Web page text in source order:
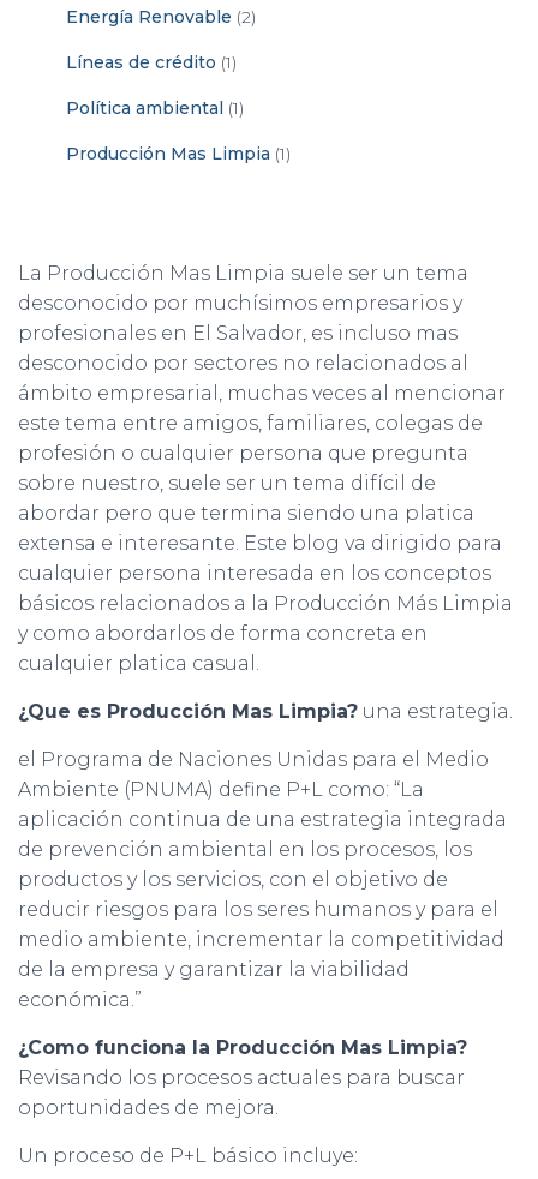
Energía Renovable (2)
Líneas de crédito (1)
Política ambiental (1)
Producción Mas Limpia (1)
La Producción Mas Limpia suele ser un tema
desconocido por muchísimos empresarios y
profesionales en El Salvador, es incluso mas
desconocido por sectores no relacionados al
ámbito empresarial, muchas veces al mencionar
este tema entre amigos, familiares, colegas de
profesión o cualquier persona que pregunta
sobre nuestro, suele ser un tema difícil de
abordar pero que termina siendo una platica
extensa e interesante. Este blog va dirigido para
cualquier persona interesada en los conceptos
básicos relacionados a la Producción Más Limpia
y como abordarlos de forma concreta en
cualquier platica casual.
¿Que es Producción Mas Limpia? una estrategia.
el Programa de Naciones Unidas para el Medio
Ambiente (PNUMA) define P+L como: “La
aplicación continua de una estrategia integrada
de prevención ambiental en los procesos, los
productos y los servicios, con el objetivo de
reducir riesgos para los seres humanos y para el
medio ambiente, incrementar la competitividad
de la empresa y garantizar la viabilidad
económica.”
¿Como funciona la Producción Mas Limpia?
Revisando los procesos actuales para buscar
oportunidades de mejora.
Un proceso de P+L básico incluye: